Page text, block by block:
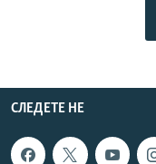
СЛЕДЕТЕ НЕ